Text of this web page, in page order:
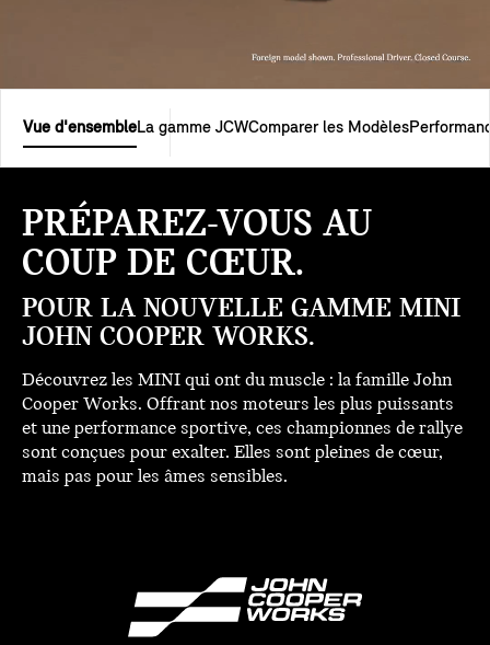
Vue d'ensembleLa gamme JCWComparer les Modèles
PRÉPAREZ-VOUS AU
COUP DE CŒUR.
POUR LA NOUVELLE GAMME MINI
JOHN COOPER WORKS.
Découvrez les MINI qui ont du muscle : la famille John
Cooper Works. Offrant nos moteurs les plus puissants
et une performance sportive, ces championnes de rallye
sont conçues pour exalter. Elles sont pleines de cœur,
mais pas pour les âmes sensibles.